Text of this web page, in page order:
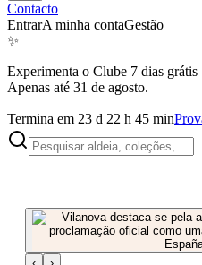
Contacto
EntrarA minha contaGestão
✨
Experimenta o Clube 7 dias grátis
Apenas até 31 de agosto.
Termina em 23 d 22 h 45 min